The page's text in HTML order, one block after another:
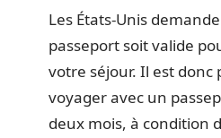
Les États-Unis
passeport soit valide
votre séjour. Il est donc
voyager avec un
deux mois, à condition